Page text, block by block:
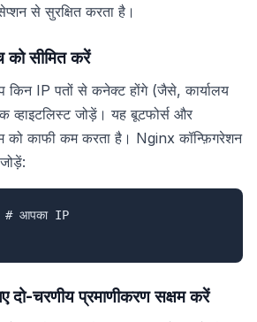
से सुरक्षित करता है।
को सीमित करें
IP पतों से कनेक्ट होंगे (जैसे, कार्यालय
जोड़ें। यह बूटफोर्स और
को काफी कम करता है। Nginx कॉन्फ़िगरेशन
आपका IP
चरणीय प्रमाणीकरण सक्षम करें